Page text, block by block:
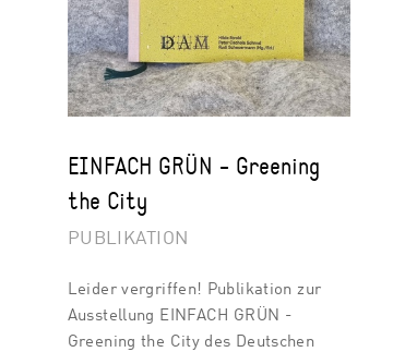
EINFACH GRÜN - Greening
the City
PUBLIKATION
Leider vergriffen! Publikation zur
Ausstellung EINFACH GRÜN -
Greening the City des Deutschen